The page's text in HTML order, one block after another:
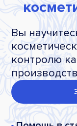
Вы
контролю